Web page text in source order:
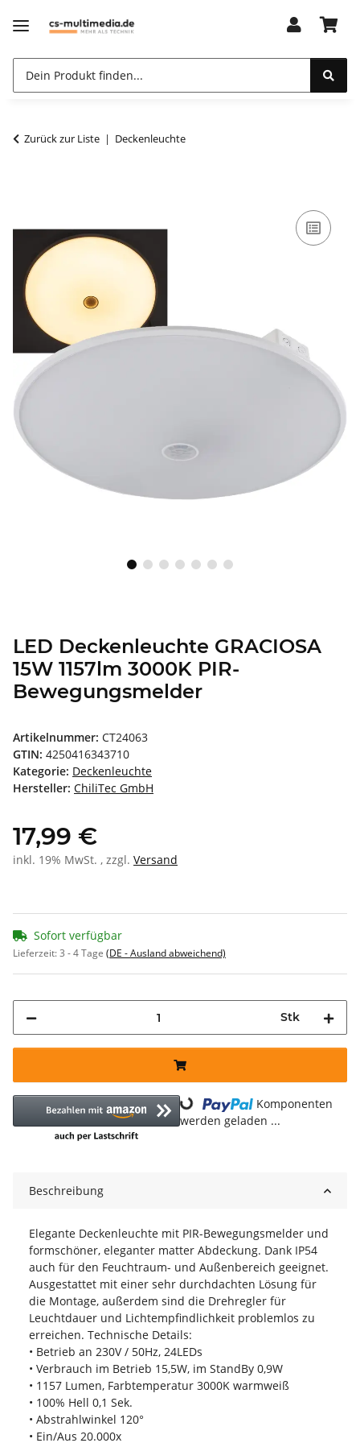
Zurück zur Liste Deckenleuchte
LED Deckenleuchte GRACIOSA
15W 1157lm 3000K PIR-
Bewegungsmelder
Artikelnummer: CT24063
GTIN: 4250416343710
Kategorie: Deckenleuchte
Hersteller: ChiliTec GmbH
17,99 €
inkl. 19% MwSt. , zzgl. Versand
Sofort verfügbar
Lieferzeit:3 - 4 Tage (DE - Ausland abweichend)
Stk
Loading...
Komponenten
werden geladen ...
Beschreibung
Elegante Deckenleuchte mit PIR-Bewegungsmelder und
formschöner, eleganter matter Abdeckung. Dank IP54
auch für den Feuchtraum- und Außenbereich geeignet.
Ausgestattet mit einer sehr durchdachten Lösung für
die Montage, außerdem sind die Drehregler für
Leuchtdauer und Lichtempfindlichkeit problemlos zu
erreichen. Technische Details:
• Betrieb an 230V / 50Hz, 24LEDs
• Verbrauch im Betrieb 15,5W, im StandBy 0,9W
• 1157 Lumen, Farbtemperatur 3000K warmweiß
• 100% Hell 0,1 Sek.
• Abstrahlwinkel 120°
• Ein/Aus 20.000x